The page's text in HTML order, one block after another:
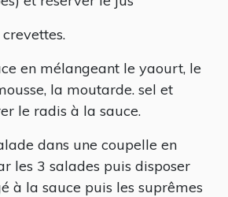
en mélangeant le yaourt, le
la moutarde. sel et
le radis à la sauce.
dans une coupelle en
les 3 salades puis disposer
à la sauce puis les suprêmes